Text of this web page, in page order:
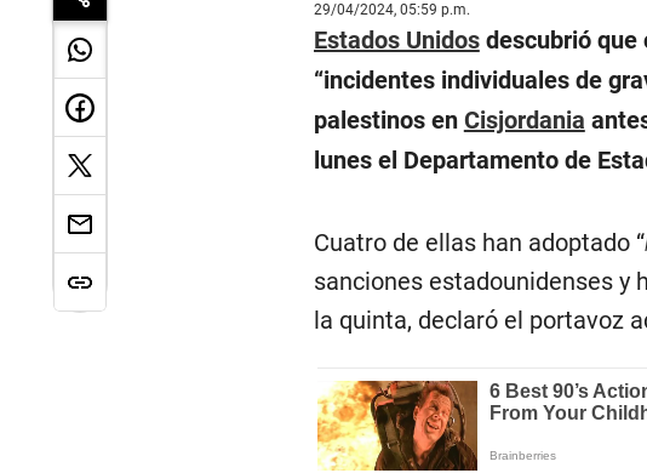
29/04/2024, 05:59 p.m.
Estados Unidosdescubrió que
“incidentes individuales de
palestinos en Cisjordania
lunes el Departamento de
Cuatro de ellas han adoptado “
sanciones estadounidenses y
la quinta, declaró el portavoz